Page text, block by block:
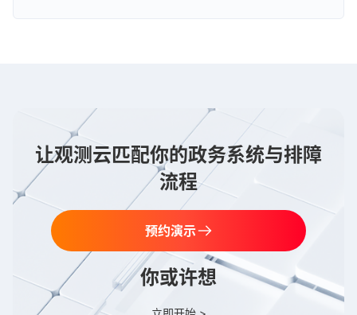
让观测云匹配你的政务系统与排障
流程
预约演示
你或许想